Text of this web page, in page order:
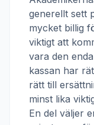
generellt sett
mycket billig
viktigt att
vara den
kassan har
rätt till
minst lika
En del väljer